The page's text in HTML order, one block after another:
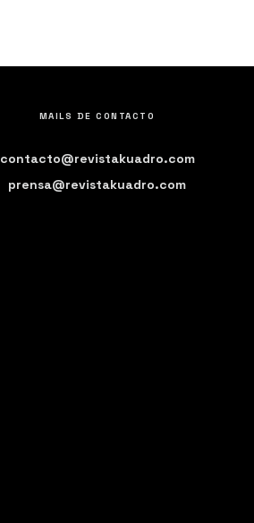
MAILS DE CONTACTO
contacto@revistakuadro.com
prensa@revistakuadro.com